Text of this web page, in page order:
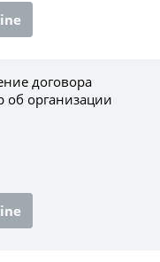
договора
об организации